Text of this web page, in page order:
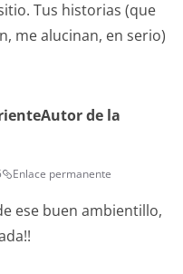
Tus historias (que
me alucinan, en serio)
Autor de la
Enlace permanente
ese buen ambientillo,